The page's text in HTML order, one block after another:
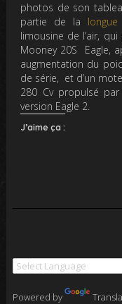
photos de son
partie de la
limousine de l’air,
Mooney 20S Eagle,
augmentation du
de série, et d’un
280 Cv propulsé
version Eagle 2.
J’aime ça :
Powered by